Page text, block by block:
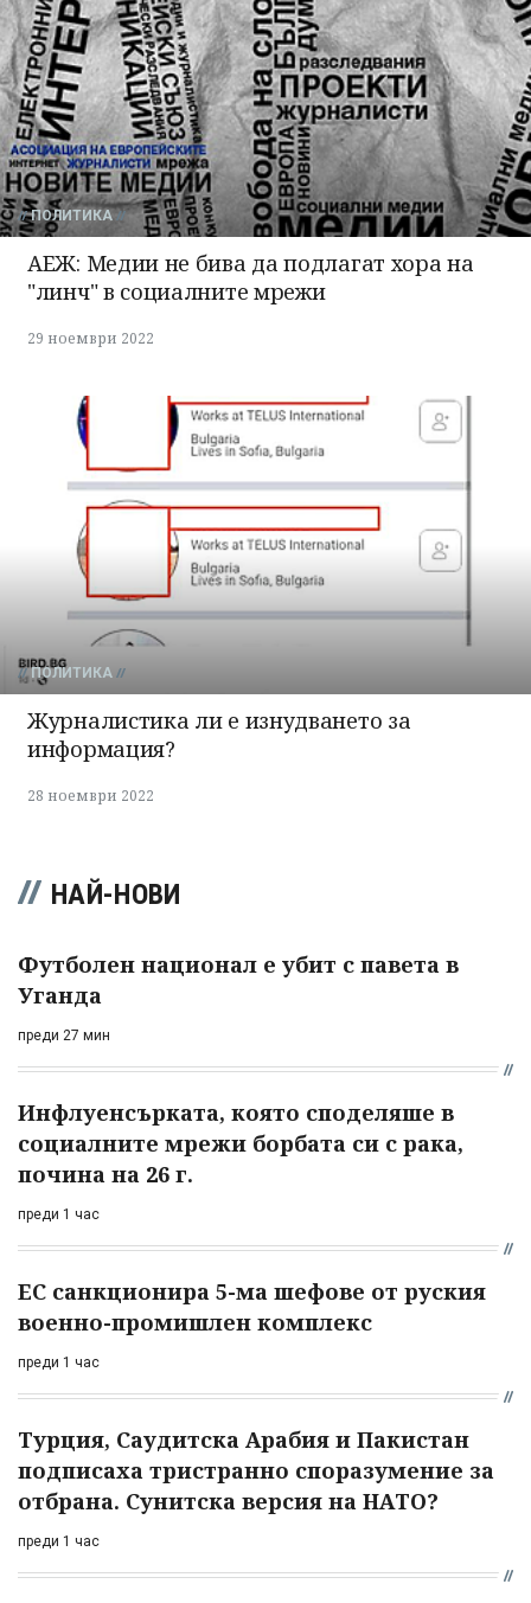
ПОЛИТИКА
АЕЖ: Медии не бива да подлагат хора на
"линч" в социалните мрежи
29 ноември 2022
ПОЛИТИКА
Журналистика ли е изнудването за
информация?
28 ноември 2022
НАЙ-НОВИ
Футболен национал е убит с павета в
Уганда
преди 27 мин
Инфлуенсърката, която споделяше в
социалните мрежи борбата си с рака,
почина на 26 г.
преди 1 час
ЕС санкционира 5-ма шефове от руския
военно-промишлен комплекс
преди 1 час
Турция, Саудитска Арабия и Пакистан
подписаха тристранно споразумение за
отбрана. Сунитска версия на НАТО?
преди 1 час